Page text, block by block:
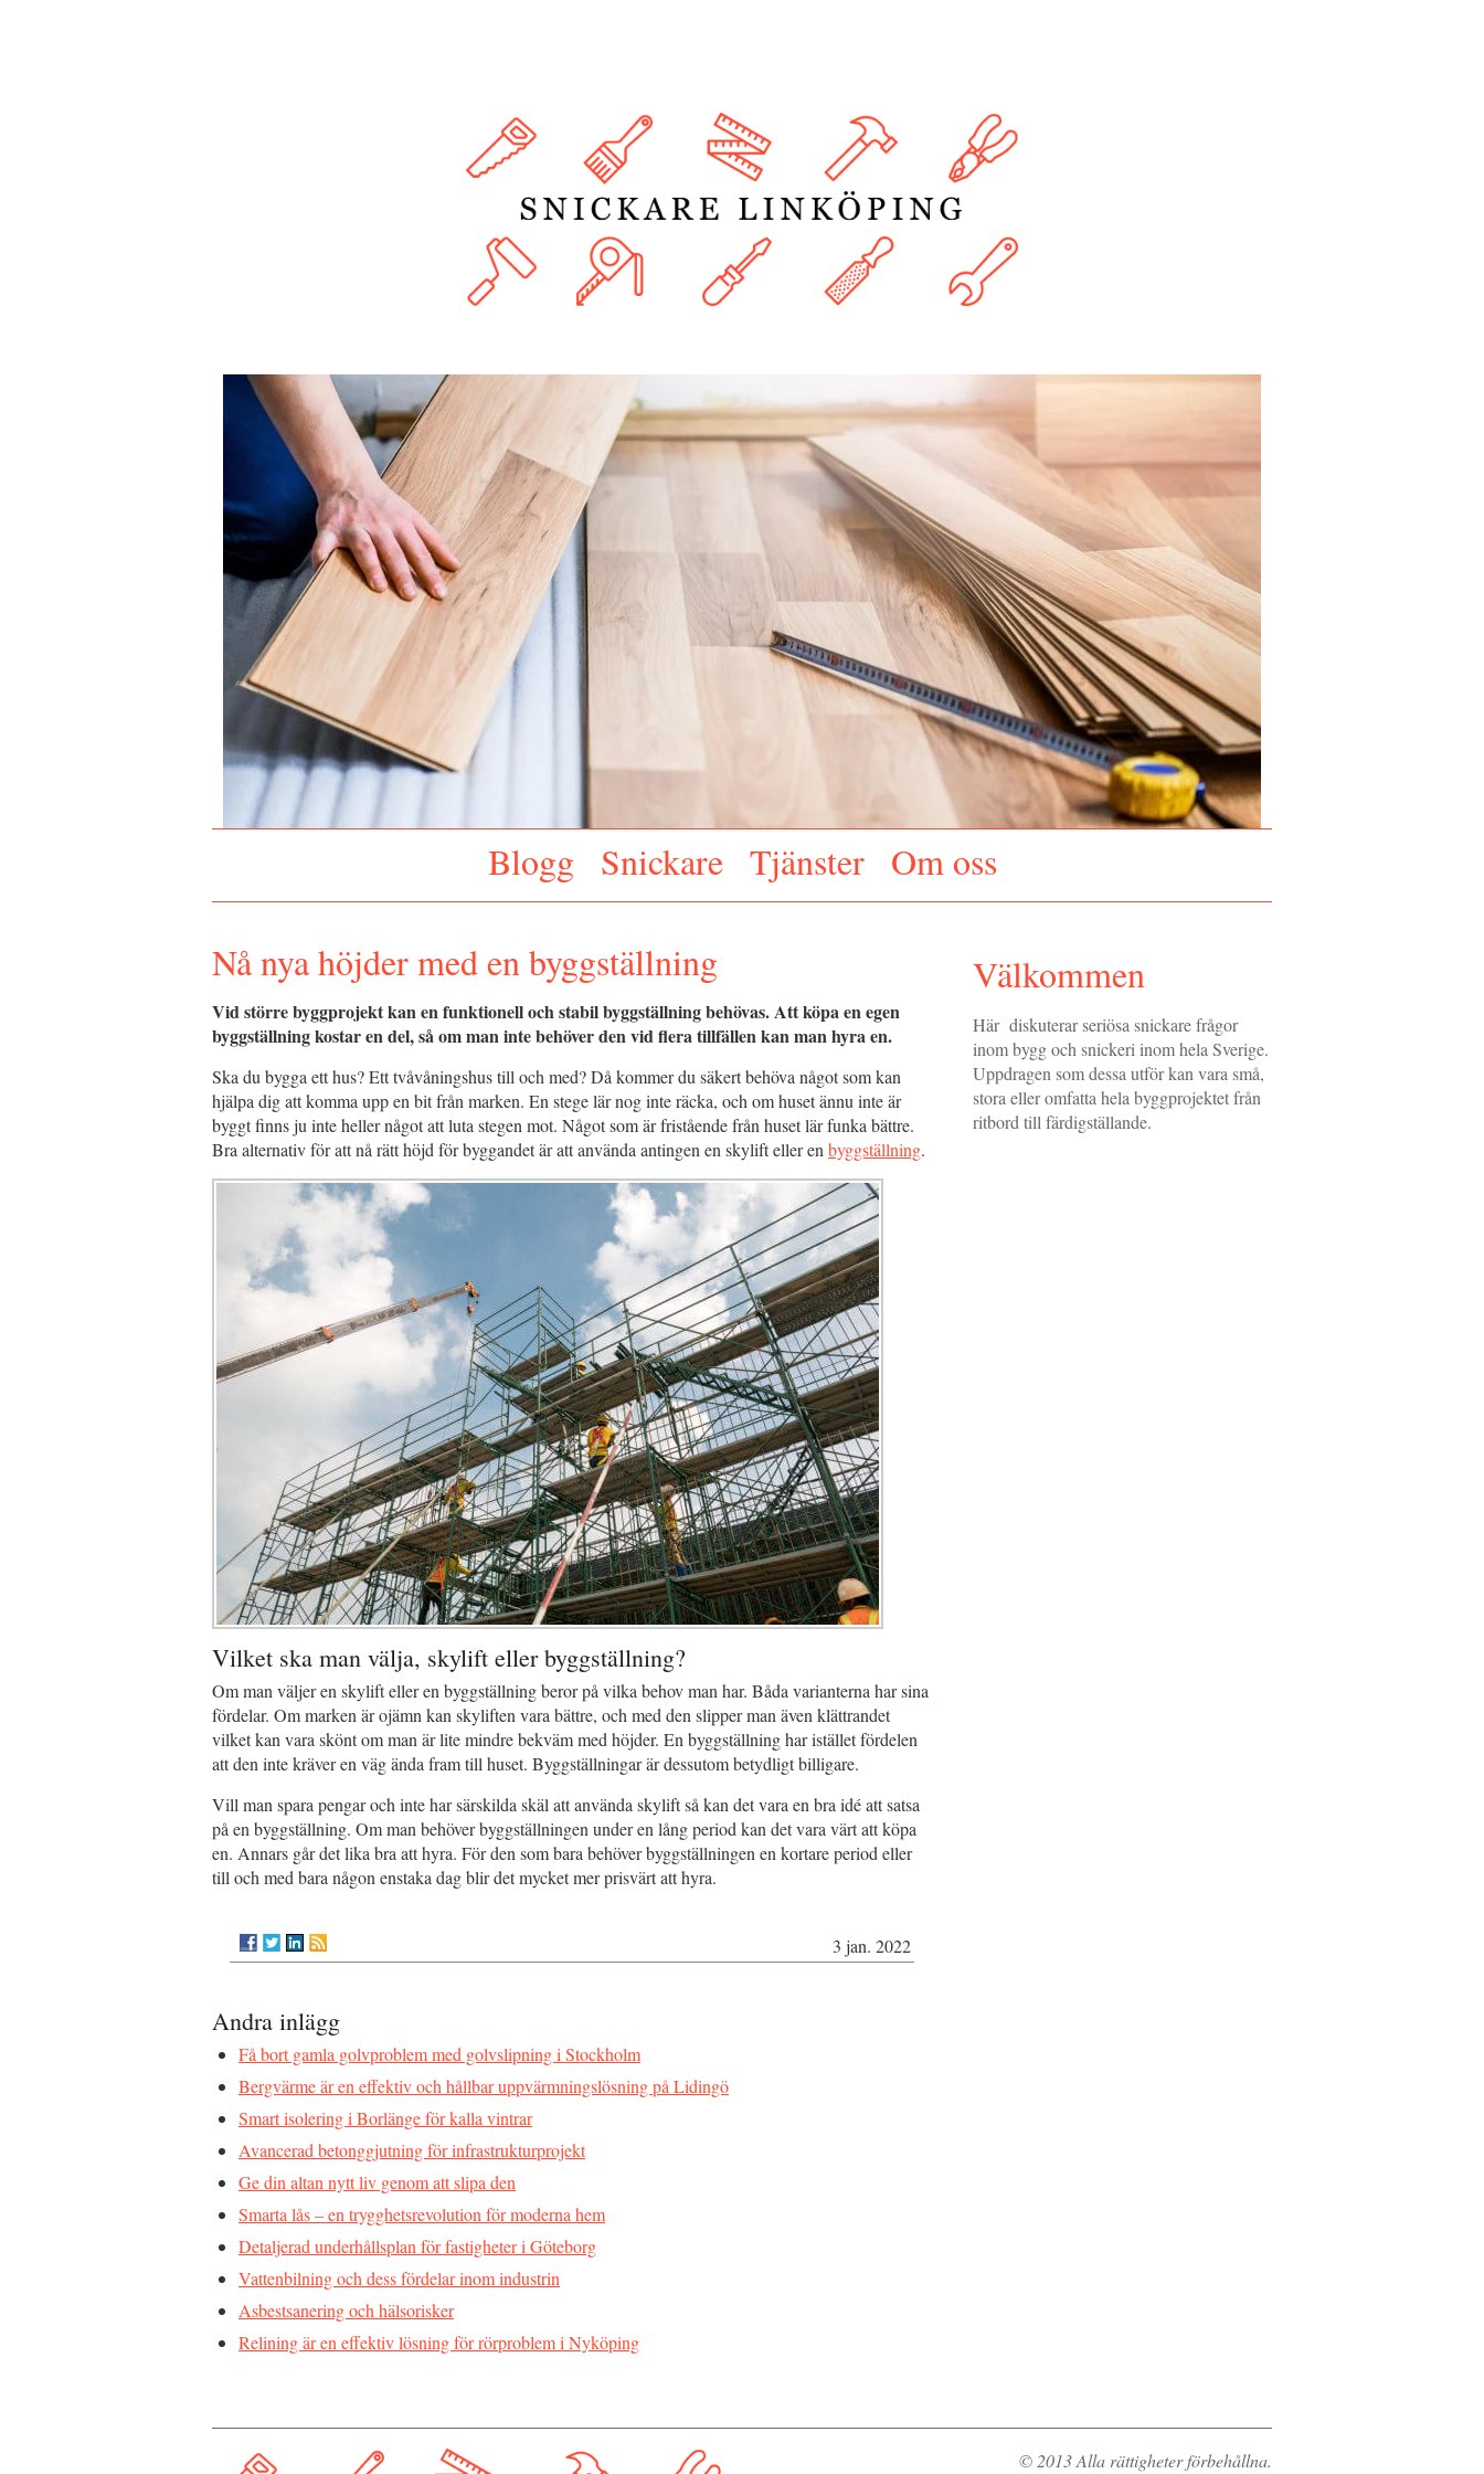
Blogg Snickare Tjänster Om oss
Nå nya höjder med en byggställning
Vid större byggprojekt kan en funktionell och stabil byggställning behövas. Att köpa en egen
byggställning kostar en del, så om man inte behöver den vid flera tillfällen kan man hyra en.
Ska du bygga ett hus? Ett tvåvåningshus till och med? Då kommer du säkert behöva något som kan
hjälpa dig att komma upp en bit från marken. En stege lär nog inte räcka, och om huset ännu inte är
byggt finns ju inte heller något att luta stegen mot. Något som är fristående från huset lär funka bättre.
Bra alternativ för att nå rätt höjd för byggandet är att använda antingen en skylift eller en byggställning.
Vilket ska man välja, skylift eller byggställning?
Om man väljer en skylift eller en byggställning beror på vilka behov man har. Båda varianterna har sina
fördelar. Om marken är ojämn kan skyliften vara bättre, och med den slipper man även klättrandet
vilket kan vara skönt om man är lite mindre bekväm med höjder. En byggställning har istället fördelen
att den inte kräver en väg ända fram till huset. Byggställningar är dessutom betydligt billigare.
Vill man spara pengar och inte har särskilda skäl att använda skylift så kan det vara en bra idé att satsa
på en byggställning. Om man behöver byggställningen under en lång period kan det vara värt att köpa
en. Annars går det lika bra att hyra. För den som bara behöver byggställningen en kortare period eller
till och med bara någon enstaka dag blir det mycket mer prisvärt att hyra.
3 jan. 2022
Andra inlägg
Få bort gamla golvproblem med golvslipning i Stockholm
Bergvärme är en effektiv och hållbar uppvärmningslösning på Lidingö
Smart isolering i Borlänge för kalla vintrar
Avancerad betonggjutning för infrastrukturprojekt
Ge din altan nytt liv genom att slipa den
Smarta lås – en trygghetsrevolution för moderna hem
Detaljerad underhållsplan för fastigheter i Göteborg
Vattenbilning och dess fördelar inom industrin
Asbestsanering och hälsorisker
Relining är en effektiv lösning för rörproblem i Nyköping
Välkommen
Här diskuterar seriösa snickare frågor
inom bygg och snickeri inom hela Sverige.
Uppdragen som dessa utför kan vara små,
stora eller omfatta hela byggprojektet från
ritbord till färdigställande.
© 2013 Alla rättigheter förbehållna.